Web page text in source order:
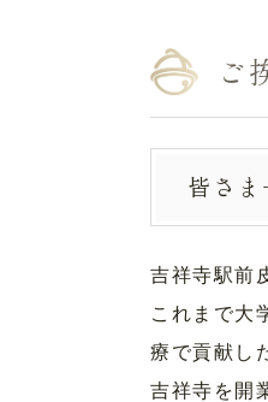
ご
皆さま
吉祥寺駅前
これまで大
療で貢献し
吉祥寺を開